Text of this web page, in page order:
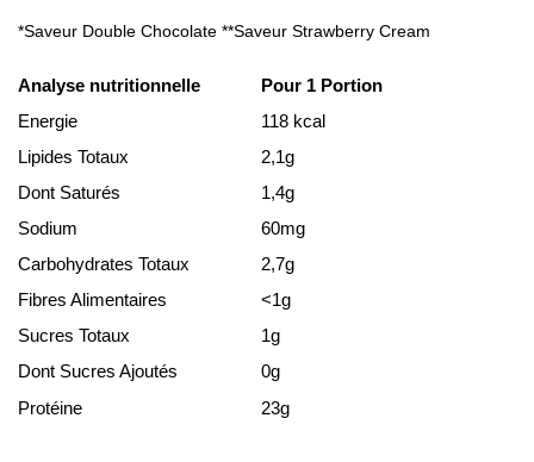
*Saveur Double Chocolate **Saveur Strawberry Cream
Analyse nutritionnelle
Pour 1 Portion
Energie
118 kcal
Lipides Totaux
2,1g
Dont Saturés
1,4g
Sodium
60mg
Carbohydrates Totaux
2,7g
Fibres Alimentaires
<1g
Sucres Totaux
1g
Dont Sucres Ajoutés
0g
Protéine
23g